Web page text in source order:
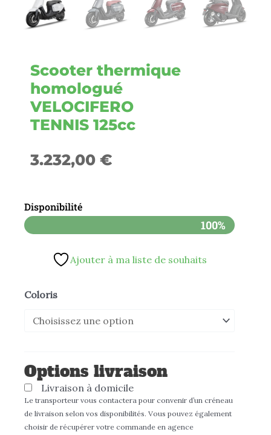
Scooter thermique
homologué
VELOCIFERO
TENNIS 125cc
3.232,00 €
Disponibilité
100%
Ajouter à ma liste de souhaits
Coloris
Options livraison
Livraison à domicile
Le transporteur vous contactera pour convenir d’un créneau
de livraison selon vos disponibilités. Vous pouvez également
choisir de récupérer votre commande en agence
quantité
Scooter
homologué
VELOCIFERO
TENNIS
125cc